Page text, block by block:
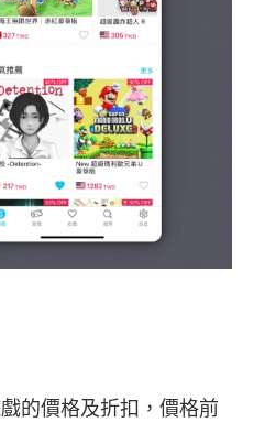
的價格及折扣，價格前